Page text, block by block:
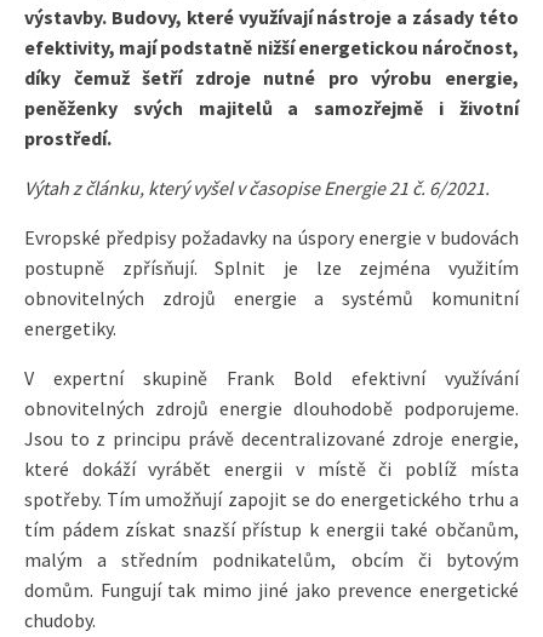
výstavby. Budovy, které využívají nástroje a zásady této
efektivity, mají podstatně nižší energetickou náročnost,
díky čemuž šetří zdroje nutné pro výrobu energie,
peněženky svých majitelů a samozřejmě i životní
prostředí.
Výtah z článku, který vyšel v časopise Energie 21 č. 6/2021.
Evropské předpisy požadavky na úspory energie v budovách
postupně zpřísňují. Splnit je lze zejména využitím
obnovitelných zdrojů energie a systémů komunitní
energetiky.
V expertní skupině Frank Bold efektivní využívání
obnovitelných zdrojů energie dlouhodobě podporujeme.
Jsou to z principu právě decentralizované zdroje energie,
které dokáží vyrábět energii v místě či poblíž místa
spotřeby. Tím umožňují zapojit se do energetického trhu a
tím pádem získat snazší přístup k energii také občanům,
malým a středním podnikatelům, obcím či bytovým
domům. Fungují tak mimo jiné jako prevence energetické
chudoby.